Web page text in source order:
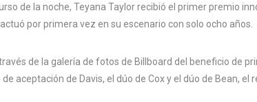
de la noche, Teyana Taylor recibió el primer premio
por primera vez en su escenario con solo ocho años.
de la galería de fotos de Billboard del beneficio de
aceptación de Davis, el dúo de Cox y el dúo de Bean,